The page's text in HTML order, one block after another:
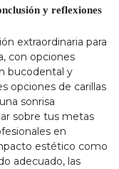
y reflexiones
extraordinaria para
con opciones
bucodental y
opciones de carillas
sonrisa
sobre tus metas
en
estético como
adecuado, las